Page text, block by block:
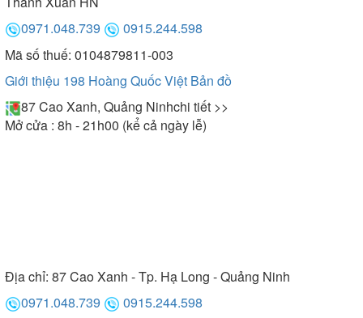
0971.048.739
0915.244.598
Mã số thuế: 0104879811-003
Giới thiệu 198 Hoàng Quốc Việt Bản đồ
87 Cao Xanh, Quảng Ninhchi tiết >>
Mở cửa : 8h - 21h00 (kể cả ngày lễ)
Địa chỉ: 87 Cao Xanh - Tp. Hạ Long - Quảng Ninh
0971.048.739
0915.244.598